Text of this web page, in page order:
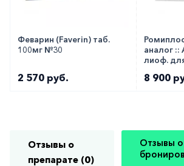
Феварин (Faverin) таб.
100мг №30
2 570 руб.
аналог ::
лиоф.
8 900
Отзывы о
препарате (0)
Отзывы о